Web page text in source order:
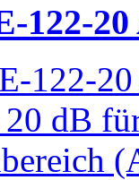
122-20